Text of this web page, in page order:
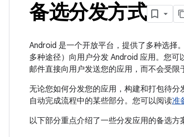
备选分发方式
Android 是一个开放平台，提供了多种选择
多种途径）向用户分发 Android 应用。您
邮件直接向用户发送您的应用，而不会受限
无论您如何分发您的应用，构建和打包待
自动完成流程中的某些部分。您可以阅读准
以下部分重点介绍了一些分发应用的备选方